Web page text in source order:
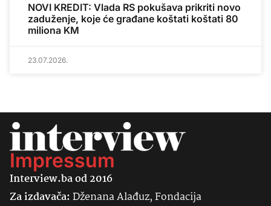
NOVI KREDIT: Vlada RS pokušava prikriti novo
zaduženje, koje će građane koštati koštati 80
miliona KM
23.07.2026.
Impressum
Interview.ba od 2016
Za izdavača:Dženana Alađuz, Fondacija